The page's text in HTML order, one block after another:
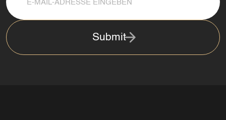
Submit